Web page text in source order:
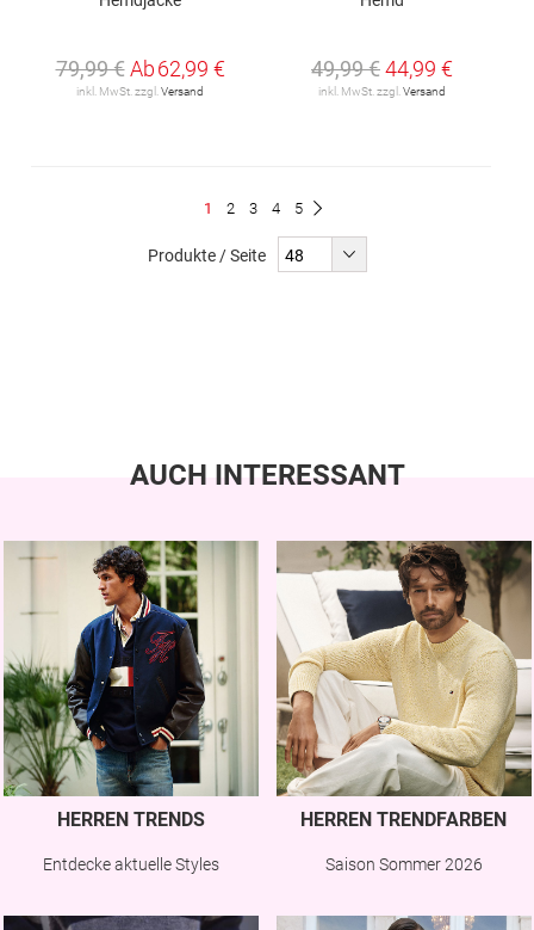
79,99 € Ab62,99 €
inkl. MwSt. zzgl. Versand
49,99 €44,99 €
inkl. MwSt. zzgl. Versand
Du
1 Seite
2 Seite
3 Seite
4 Seite
5
Produkte / Seite
AUCH INTERESSANT
HERREN TRENDS
Entdecke aktuelle Styles
HERREN TRENDFARBEN
Saison Sommer 2026